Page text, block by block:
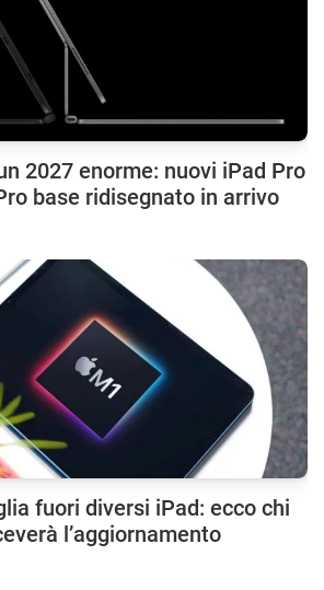
2027 enorme: nuovi iPad Pro
base ridisegnato in arrivo
fuori diversi iPad: ecco chi
l’aggiornamento